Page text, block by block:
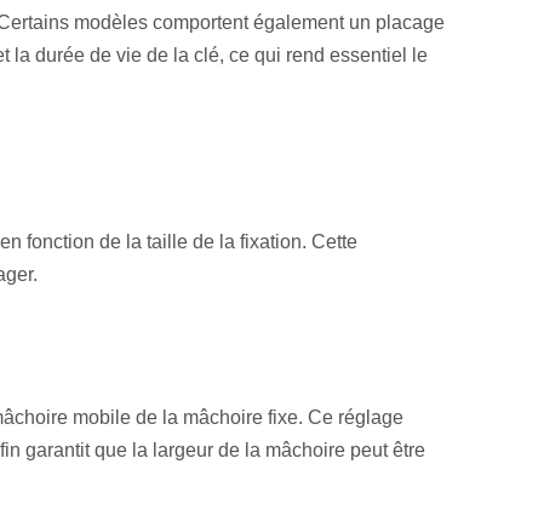
modèles comportent également un placage
la durée de vie de la clé, ce qui rend essentiel le
fonction de la taille de la fixation. Cette
mobile de la mâchoire fixe. Ce réglage
garantit que la largeur de la mâchoire peut être